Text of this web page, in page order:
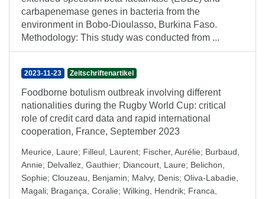
carbapenemase genes in bacteria from the
environment in Bobo-Dioulasso, Burkina Faso.
Methodology: This study was conducted from ...
2023-11-23 Zeitschriftenartikel
Foodborne botulism outbreak involving different
nationalities during the Rugby World Cup: critical
role of credit card data and rapid international
cooperation, France, September 2023
Meurice, Laure; Filleul, Laurent; Fischer, Aurélie; Burbaud,
Annie; Delvallez, Gauthier; Diancourt, Laure; Belichon,
Sophie; Clouzeau, Benjamin; Malvy, Denis; Oliva-Labadie,
Magali; Bragança, Coralie; Wilking, Hendrik; Franca,